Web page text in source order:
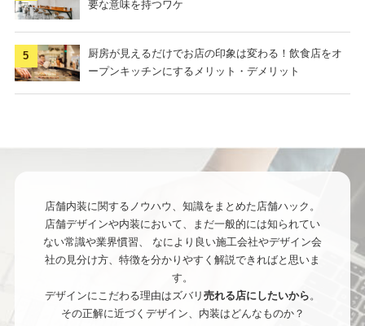
要な意味を持つワケ
厨房が見えるだけでお店の印象は変わる！飲食店をオ
ープンキッチンにするメリット・デメリット
店舗内装に関するノウハウ、知識をまとめた店舗ハック。
店舗デザインや内装において、まだ一般的には知られてい
ない常識や業界慣習、
なにより良い施工会社やデザイン会
社の見分け方、特徴を分かりやすく解説できればと思いま
す。
デザインにこだわる理由はズバリ 売れる店にしたいから 。
その正解に近づくデザイン、内装はどんなものか？